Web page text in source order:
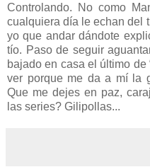
Controlando. No como
cualquiera día le echan del
yo que andar dándote
tío. Paso de seguir
bajado en casa el último de
ver porque me da a mí la
Que me dejes en paz,
las series? Gilipollas...